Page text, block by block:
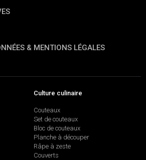
& MENTIONS LÉGALES
Culture culinaire
Couteaux
Set de couteaux
Bloc de couteaux
Planche à découper
Râpe à zeste
Couverts